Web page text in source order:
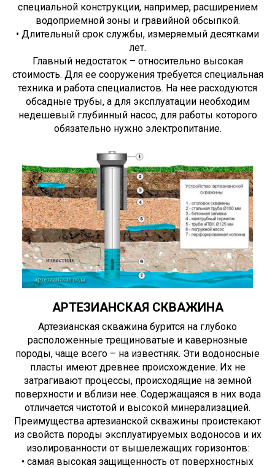
специальной конструкции, например, расширением
водоприемной зоны и гравийной обсыпкой.
• Длительный срок службы, измеряемый десятками
лет.
Главный недостаток – относительно высокая
стоимость. Для ее сооружения требуется специальная
техника и работа специалистов. На нее расходуются
обсадные трубы, а для эксплуатации необходим
недешевый глубинный насос, для работы которого
обязательно нужно электропитание.
АРТЕЗИАНСКАЯ СКВАЖИНА
Артезианская скважина бурится на глубоко
расположенные трещиноватые и кавернозные
породы, чаще всего – на известняк. Эти водоносные
пласты имеют древнее происхождение. Их не
затрагивают процессы, происходящие на земной
поверхности и вблизи нее. Содержащаяся в них вода
отличается чистотой и высокой минерализацией.
Преимущества артезианской скважины проистекают
из свойств породы эксплуатируемых водоносов и их
изолированности от вышележащих горизонтов:
• самая высокая защищенность от поверхностных